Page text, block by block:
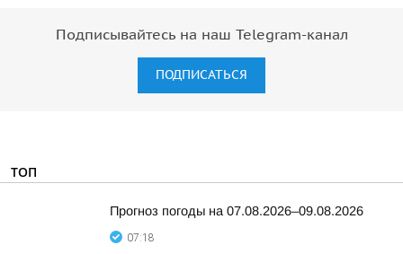
Подписывайтесь на наш Telegram-канал
ПОДПИСАТЬСЯ
ТОП
Прогноз погоды на 07.08.2026–09.08.2026
07:18